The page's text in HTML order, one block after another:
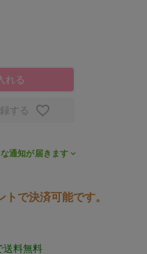
れる
する
通知が届きます
で決済可能です。
送料無料